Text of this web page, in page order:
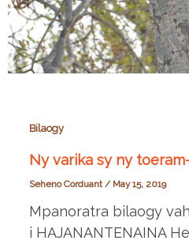
Bilaogy
Ny varika sy ny
Seheno Corduant / May 15, 2019
Mpanoratra bilaogy
i HAJANANTENAINA